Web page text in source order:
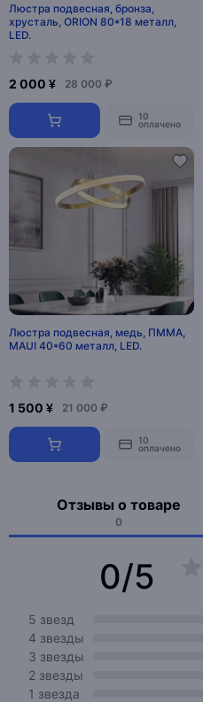
Люстра подвесная, бронза,
хрусталь, ORION 80*18 металл,
LED.
2 000 ¥ 28 000 ₽
10
оплачено
Люстра подвесная, медь, ПММА,
MAUI 40*60 металл, LED.
1 500 ¥ 21 000 ₽
10
оплачено
Отзывы о товаре
0
0/5
5 звезд
4 звезды
3 звезды
2 звезды
1 звезда